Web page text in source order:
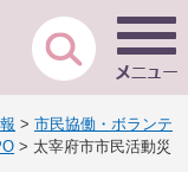
> 市民協働・ボランテ
> 太宰府市市民活動災